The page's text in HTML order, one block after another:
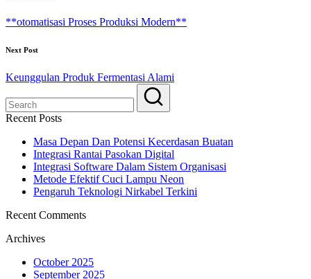
**otomatisasi Proses Produksi Modern**
Next Post
Keunggulan Produk Fermentasi Alami
Recent Posts
Masa Depan Dan Potensi Kecerdasan Buatan
Integrasi Rantai Pasokan Digital
Integrasi Software Dalam Sistem Organisasi
Metode Efektif Cuci Lampu Neon
Pengaruh Teknologi Nirkabel Terkini
Recent Comments
Archives
October 2025
September 2025